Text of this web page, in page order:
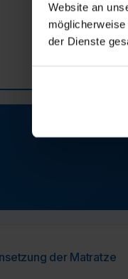
Website an
der Dienste
der Matratze